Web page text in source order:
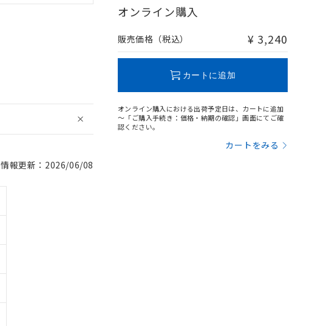
情報更新：2026/06/08
オンライン購入
販売価格（税込） ¥ 3,240
カートに追加
オンライン購入における出荷予定日は、カートに追加
～「ご購入手続き：価格・納期の確認」画面にてご確
認ください。
カートをみる